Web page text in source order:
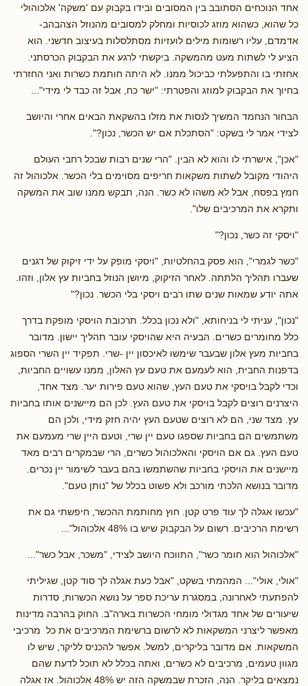
אחד הנוכחים הסתובב בין המסובים ובידו בקבוק עם 'משקה' אלכוהולי
כל שהוא, כשהוא מוזג לכוסיות ומחלק למסובים מהנוזל הצהבהב-
אדמדם, עליו רשומות מילים לועזיות מסתלסלות בעיצוב חדשני. הוא
הציע לי לשתות מעט מהמשקה. ביקשתי לרגע את הבקבוק הכרסתני.
אחזתי בו והתפעלתי כביכול ממנו. לא היתה חותמת כשרות ואני החזרתי
בחיוך את הבקבוק למוזג והפטרתי: "ישר כח, אבל זה כבד לי מידי"...
הבחור הנחמד המשיך לנסות את מזלו בהשקאת הבאים אחרי והיושב
לצידי אמר לי בשקט: "הסתכלת אם יש הכשר, נכון?".
"אכן", אישרתי לו והוא לא הבין. "הרי שנים רבות שבכל רחבי העולם
היהודי מקובל לשתות משקאות חריפים מסוימים בלי הכשר. אלכוהול זה
חמץ בפסח, אבל לא משהו לא כשר. הנה, תבקש ממנו שוב את המשקה
ותקרא את המרכיבים שלו".
"ויסקי זה כשר, נכון?"
"כשר לגמרי", הוא פסק בהחלטיות, "ויסקי מופק על ידי זיקוק של דגנים
שעברו תהליך הלתתה. לאחר הזיקוק, מיושן הנוזל בחביות עץ אלון, וזהו.
אתה יודע שמאות שנים שתו רבים ויסקי בלי הכשר. נכון?"
"נכון", עניתי לי בניחותא, "ולא נכון בכלל. תרכובת הויסקי מופקת בדרך
כלל מחומרים כשרים. הבעיה היא שהויסקי עובר תהליך יישון. מדובר
בחביות מעץ אלון שבעבר שימשו לאיכסון יין -שרי. תפקיד יין השרי הספוג
בדפנות החבית, הוא לעמעם את טעם עץ האלון, ממנו עשויים החביות,
וכדי לקבל בויסקי את טעם העץ, שהוא טעם פירות יער. מצד אחד,
היצרנים רוצים לקבל בויסקי את טעם העץ. לכן הם מיישנים אותו בחביות
עץ. מצד שני, הם לא רוצים שטעם העץ יהיה חזק מידי, ולכן הם
משתמשים הם בחביות שספגו טעם יין שרי, וטעם היין שרי מעמעם את
טעם העץ. גם אם הויסקי והאלכוהול כשרים, הרי שבמקרים רבים מאד
מיישנים את הויסקי בחביות שהשתמשו בהם בעבר לשימור יין נכרים.
מדובר בנושא הלכתי מורכב ולא פשוט בכלל של "נותן טעם".
"עכשו אגלה לך עוד פרט קטן. חוץ מחותמת ההכשר, חיפשתי גם את
רשימת הרכיבים. רשום על הבקבוק שיש בו 48% אלכוהול"...
"אלכוהול הוא חומר כשר", התווכח היושב לצידי, "משכר, אבל כשר"...
"אולי, אולי"... המהמתי בשקט, "אבל כעת אגלה לך סוד קטן, שגיליתי
להפתעתי לאחרונה, במסגרת עריכת ספר על נושא הכשרות, סדרות
שיעורים של אחד מגדולי מומחי הכשרות בארה"ב. החוק בהרבה מדינות
מאפשר ליצרני המשקאות לא לרשום ברשימת המרכיבים את כל מרכיבי
המשקאות. אם מדובר בליקרים, למשל. אפשר להכניס לליקר, שיש לו
מגוון טעמים, מרכיבים לא כשרים, ואתה בכלל לא תוכל לדעת שהם
נמצאים בליקר. הנה, הזכרת שבמשקה הזה יש 48% אלכוהול. אז אגלה